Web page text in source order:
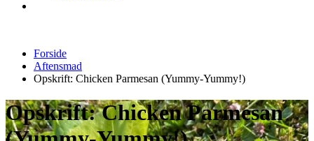
Forside
Aftensmad
Opskrift: Chicken Parmesan (Yummy-Yummy!)
Opskrift: Chicken Parmesan